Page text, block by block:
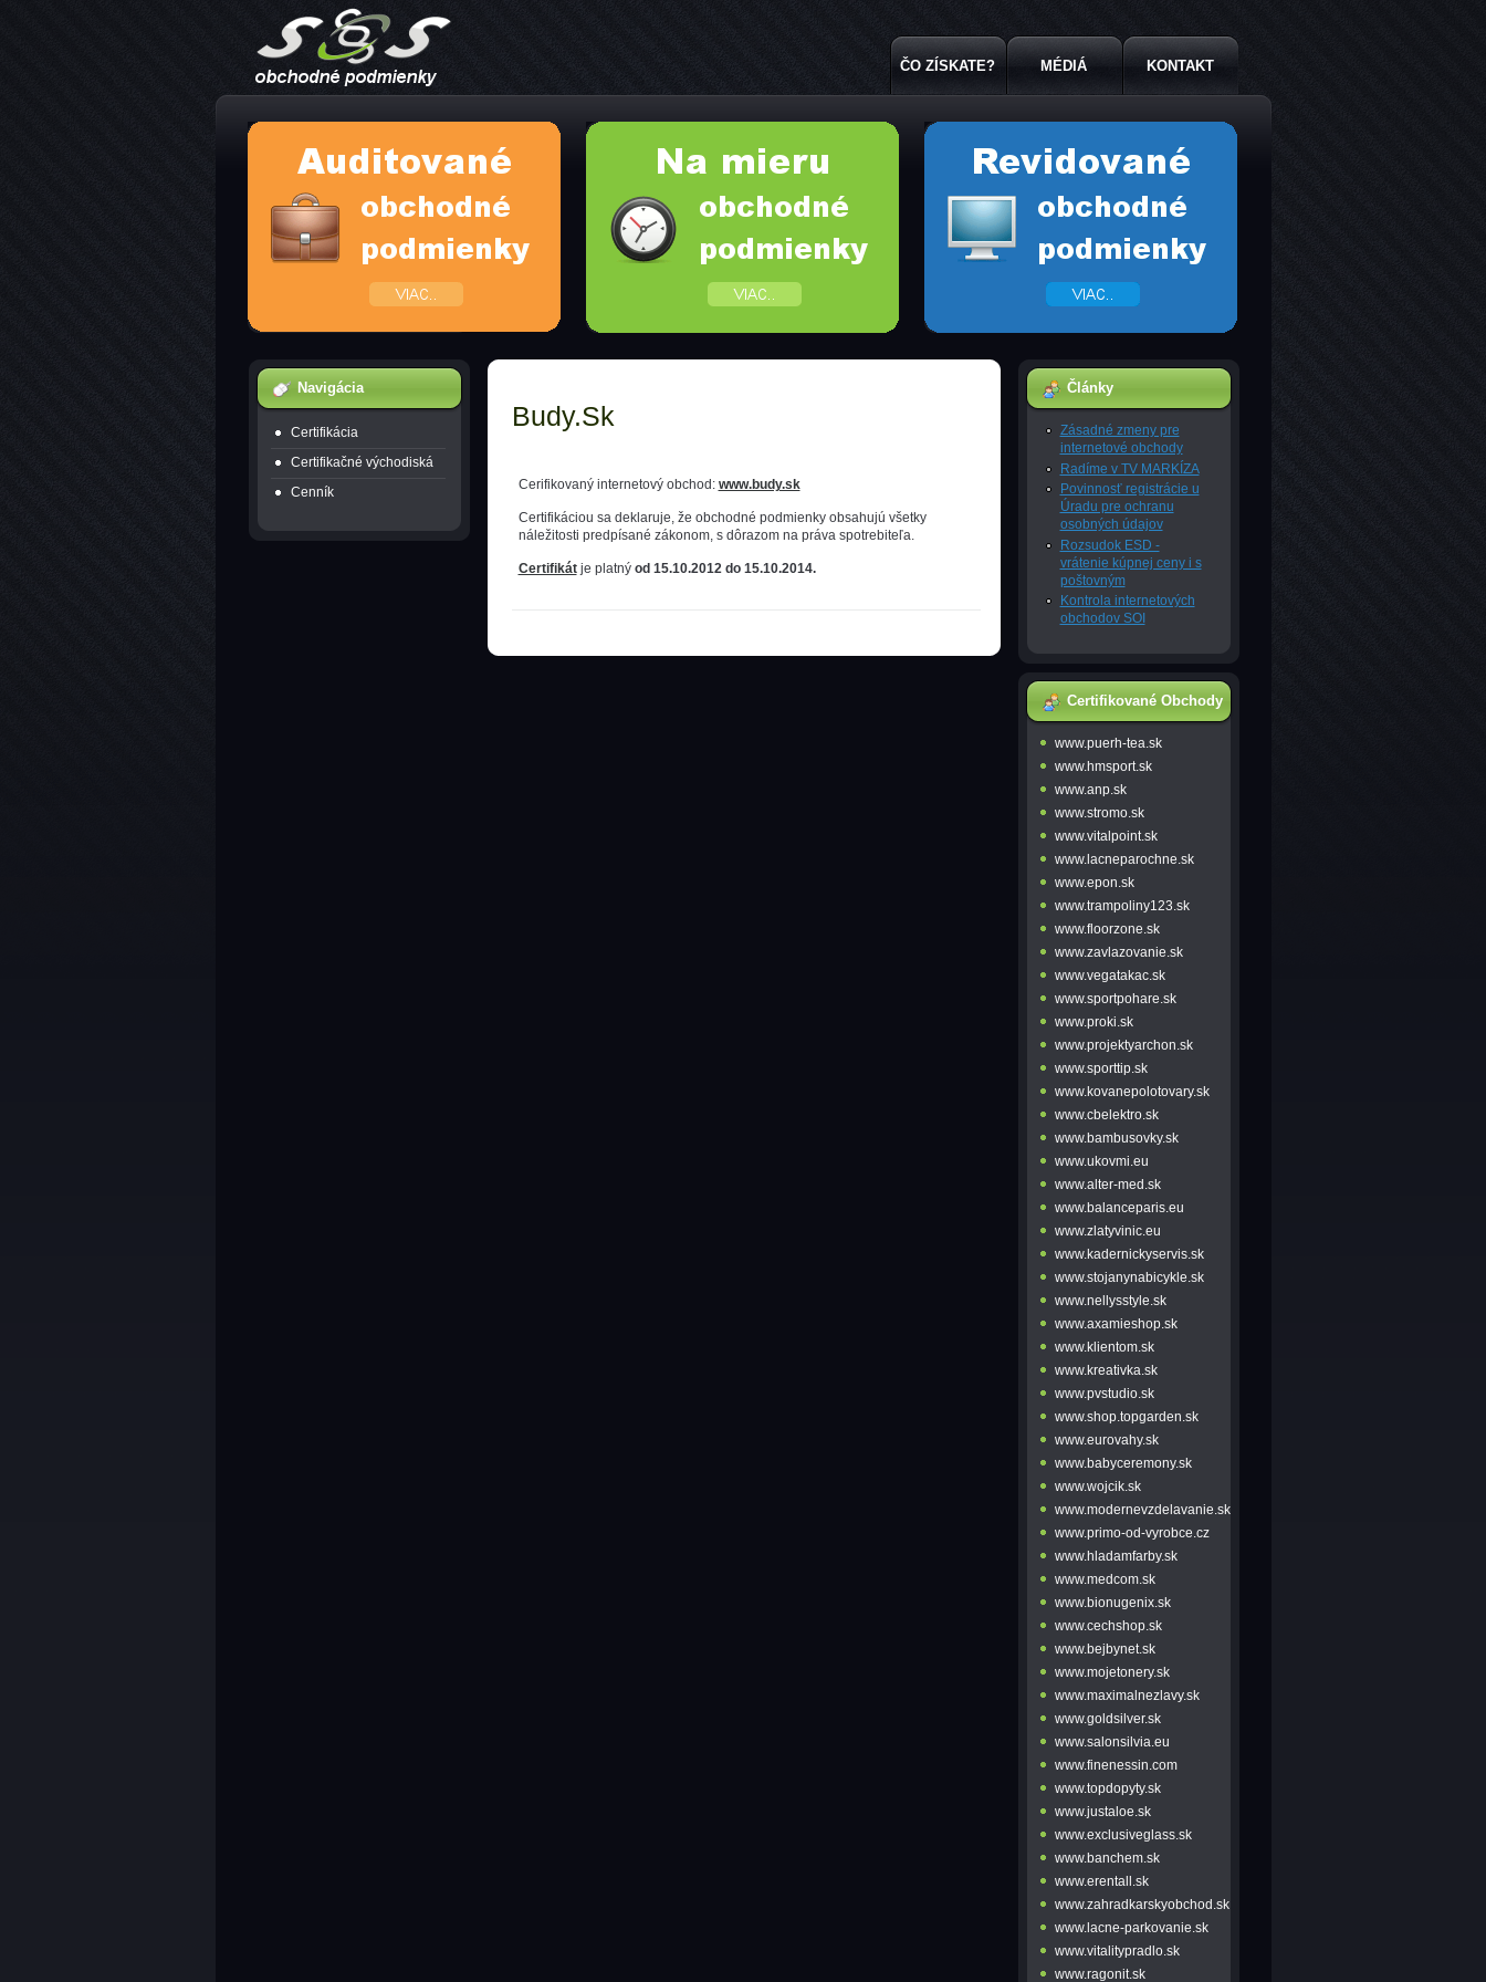
ČO ZÍSKATE? MÉDIÁ KONTAKT
Navigácia
Certifikácia
Certifikačné východiská
Cenník
Články
Zásadné zmeny pre
internetové obchody
Radíme v TV MARKÍZA
Povinnosť registrácie u
Úradu pre ochranu
osobných údajov
Rozsudok ESD -
vrátenie kúpnej ceny i s
poštovným
Kontrola internetových
obchodov SOI
Certifikované Obchody
www.puerh-tea.sk
www.hmsport.sk
www.anp.sk
www.stromo.sk
www.vitalpoint.sk
www.lacneparochne.sk
www.epon.sk
www.trampoliny123.sk
www.floorzone.sk
www.zavlazovanie.sk
www.vegatakac.sk
www.sportpohare.sk
www.proki.sk
www.projektyarchon.sk
www.sporttip.sk
www.kovanepolotovary.sk
www.cbelektro.sk
www.bambusovky.sk
www.ukovmi.eu
www.alter-med.sk
www.balanceparis.eu
www.zlatyvinic.eu
www.kadernickyservis.sk
www.stojanynabicykle.sk
www.nellysstyle.sk
www.axamieshop.sk
www.klientom.sk
www.kreativka.sk
www.pvstudio.sk
www.shop.topgarden.sk
www.eurovahy.sk
www.babyceremony.sk
www.wojcik.sk
www.modernevzdelavanie.sk
www.primo-od-vyrobce.cz
www.hladamfarby.sk
www.medcom.sk
www.bionugenix.sk
www.cechshop.sk
www.bejbynet.sk
www.mojetonery.sk
www.maximalnezlavy.sk
www.goldsilver.sk
www.salonsilvia.eu
www.finenessin.com
www.topdopyty.sk
www.justaloe.sk
www.exclusiveglass.sk
www.banchem.sk
www.erentall.sk
www.zahradkarskyobchod.sk
www.lacne-parkovanie.sk
www.vitalitypradlo.sk
www.ragonit.sk
Budy.sk
Cerifikovaný internetový obchod: www.budy.sk
Certifikáciou sa deklaruje, že obchodné podmienky obsahujú všetky
náležitosti predpísané zákonom, s dôrazom na práva spotrebiteľa.
Certifikátje platný od 15.10.2012 do 15.10.2014.